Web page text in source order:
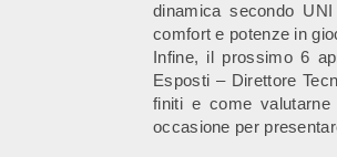
dinamica secondo
comfort e potenze in
Infine, il prossimo 6
Esposti – Direttore
finiti e come
occasione per